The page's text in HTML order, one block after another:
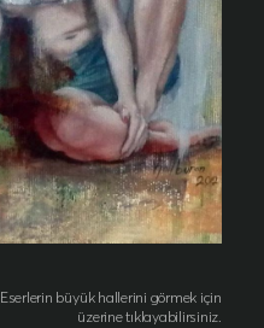
Eserlerin büyük hallerini görmek için
üzerine tıklayabilirsiniz.